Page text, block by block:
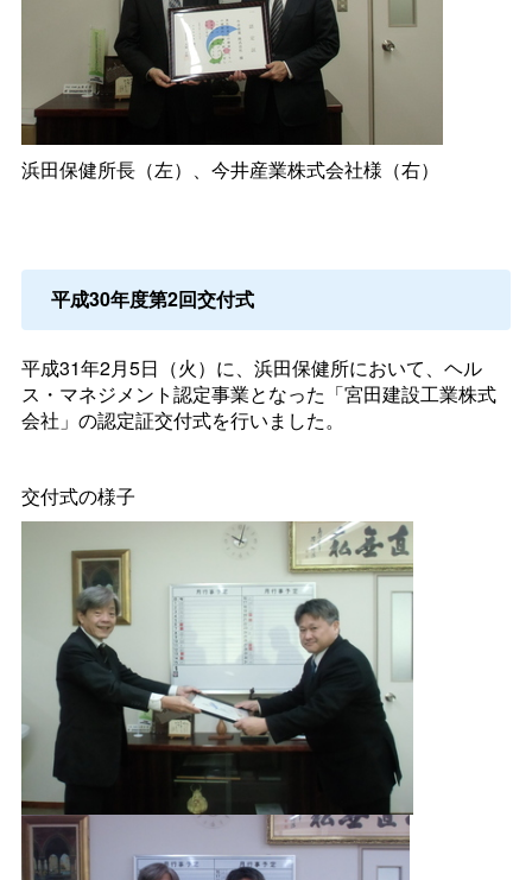
浜田保健所長（左）、今井産業株式会社様（右）
平成30年度第2回交付式
平成31年2月5日（火）に、浜田保健所において、ヘル
ス・マネジメント認定事業となった「宮田建設工業株式
会社」の認定証交付式を行いました。
交付式の様子